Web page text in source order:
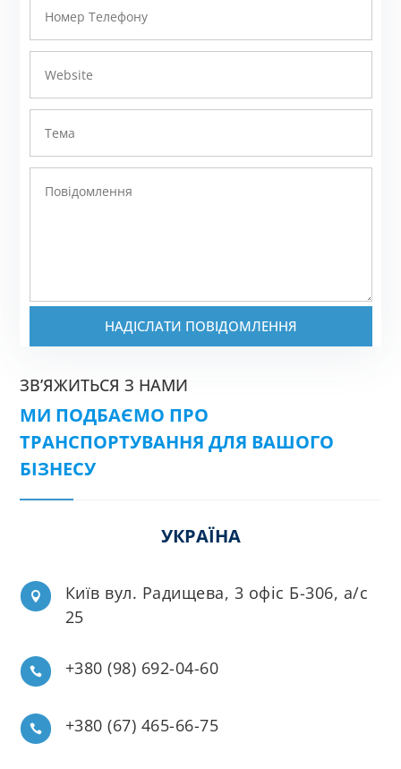
НАДІСЛАТИ ПОВІДОМЛЕННЯ
ЗВ’ЯЖИТЬСЯ З НАМИ
МИ ПОДБАЄМО ПРО
ТРАНСПОРТУВАННЯ ДЛЯ ВАШОГО
БІЗНЕСУ
УКРАЇНА

Київ вул. Радищева, 3 офіс Б-306, а/с
25
 +380 (98) 692-04-60
 +380 (67) 465-66-75